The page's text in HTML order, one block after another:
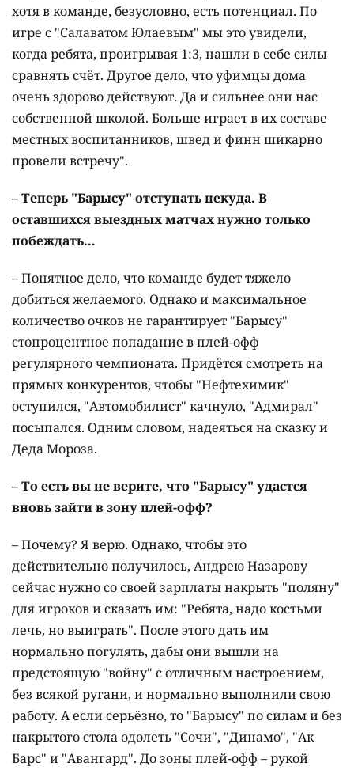
хотя в команде, безусловно, есть потенциал. По
игре с "Салаватом Юлаевым" мы это увидели,
когда ребята, проигрывая 1:3, нашли в себе силы
сравнять счёт. Другое дело, что уфимцы дома
очень здорово действуют. Да и сильнее они нас
собственной школой. Больше играет в их составе
местных воспитанников, швед и финн шикарно
провели встречу".
– Теперь "Барысу" отступать некуда. В
оставшихся выездных матчах нужно только
побеждать…
– Понятное дело, что команде будет тяжело
добиться желаемого. Однако и максимальное
количество очков не гарантирует "Барысу"
стопроцентное попадание в плей-офф
регулярного чемпионата. Придётся смотреть на
прямых конкурентов, чтобы "Нефтехимик"
оступился, "Автомобилист" качнуло, "Адмирал"
посыпался. Одним словом, надеяться на сказку и
Деда Мороза.
– То есть вы не верите, что "Барысу" удастся
вновь зайти в зону плей-офф?
– Почему? Я верю. Однако, чтобы это
действительно получилось, Андрею Назарову
сейчас нужно со своей зарплаты накрыть "поляну"
для игроков и сказать им: "Ребята, надо костьми
лечь, но выиграть". После этого дать им
нормально погулять, дабы они вышли на
предстоящую "войну" с отличным настроением,
без всякой ругани, и нормально выполнили свою
работу. А если серьёзно, то "Барысу" по силам и без
накрытого стола одолеть "Сочи", "Динамо", "Ак
Барс" и "Авангард". До зоны плей-офф – рукой